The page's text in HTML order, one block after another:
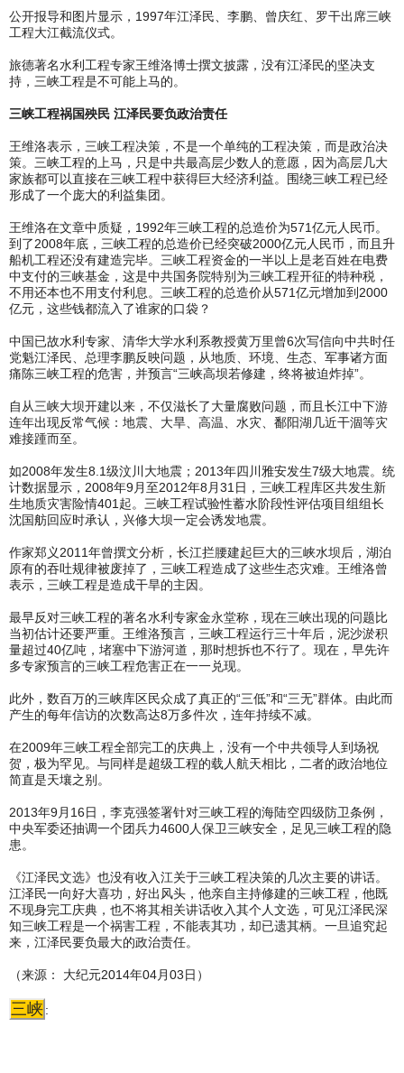
公开报导和图片显示，1997年江泽民、李鹏、曾庆红、罗干出席三峡
工程大江截流仪式。
旅德著名水利工程专家王维洛博士撰文披露，没有江泽民的坚决支
持，三峡工程是不可能上马的。
三峡工程祸国殃民 江泽民要负政治责任
王维洛表示，三峡工程决策，不是一个单纯的工程决策，而是政治决
策。三峡工程的上马，只是中共最高层少数人的意愿，因为高层几大
家族都可以直接在三峡工程中获得巨大经济利益。围绕三峡工程已经
形成了一个庞大的利益集团。
王维洛在文章中质疑，1992年三峡工程的总造价为571亿元人民币。
到了2008年底，三峡工程的总造价已经突破2000亿元人民币，而且升
船机工程还没有建造完毕。三峡工程资金的一半以上是老百姓在电费
中支付的三峡基金，这是中共国务院特别为三峡工程开征的特种税，
不用还本也不用支付利息。三峡工程的总造价从571亿元增加到2000
亿元，这些钱都流入了谁家的口袋？
中国已故水利专家、清华大学水利系教授黄万里曾6次写信向中共时任
党魁江泽民、总理李鹏反映问题，从地质、环境、生态、军事诸方面
痛陈三峡工程的危害，并预言“三峡高坝若修建，终将被迫炸掉”。
自从三峡大坝开建以来，不仅滋长了大量腐败问题，而且长江中下游
连年出现反常气候：地震、大旱、高温、水灾、鄱阳湖几近干涸等灾
难接踵而至。
如2008年发生8.1级汶川大地震；2013年四川雅安发生7级大地震。统
计数据显示，2008年9月至2012年8月31日，三峡工程库区共发生新
生地质灾害险情401起。三峡工程试验性蓄水阶段性评估项目组组长
沈国舫回应时承认，兴修大坝一定会诱发地震。
作家郑义2011年曾撰文分析，长江拦腰建起巨大的三峡水坝后，湖泊
原有的吞吐规律被废掉了，三峡工程造成了这些生态灾难。王维洛曾
表示，三峡工程是造成干旱的主因。
最早反对三峡工程的著名水利专家金永堂称，现在三峡出现的问题比
当初估计还要严重。王维洛预言，三峡工程运行三十年后，泥沙淤积
量超过40亿吨，堵塞中下游河道，那时想拆也不行了。现在，早先许
多专家预言的三峡工程危害正在一一兑现。
此外，数百万的三峡库区民众成了真正的“三低”和“三无”群体。由此而
产生的每年信访的次数高达8万多件次，连年持续不减。
在2009年三峡工程全部完工的庆典上，没有一个中共领导人到场祝
贺，极为罕见。与同样是超级工程的载人航天相比，二者的政治地位
简直是天壤之别。
2013年9月16日，李克强签署针对三峡工程的海陆空四级防卫条例，
中央军委还抽调一个团兵力4600人保卫三峡安全，足见三峡工程的隐
患。
《江泽民文选》也没有收入江关于三峡工程决策的几次主要的讲话。
江泽民一向好大喜功，好出风头，他亲自主持修建的三峡工程，他既
不现身完工庆典，也不将其相关讲话收入其个人文选，可见江泽民深
知三峡工程是一个祸害工程，不能表其功，却已遗其柄。一旦追究起
来，江泽民要负最大的政治责任。
（来源： 大纪元2014年04月03日）
三峡: